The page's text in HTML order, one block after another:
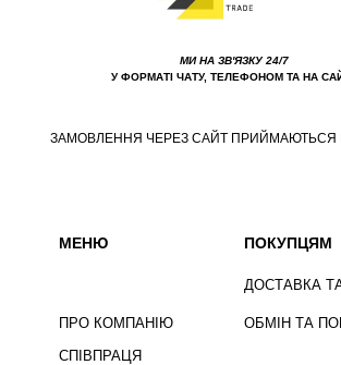
ПРО КОМПАНІЮ
СПІВПРАЦЯ
ДОСТАВКА
ОБМІН ТА
ПОКУПЦЯМ
МИ НА ЗВ'ЯЗКУ 24/7
У ФОРМАТІ ЧАТУ, ТЕЛЕФОНОМ ТА НА
МЕНЮ
ЗАМОВЛЕННЯ ЧЕРЕЗ САЙТ ПРИЙМАЮТЬСЯ